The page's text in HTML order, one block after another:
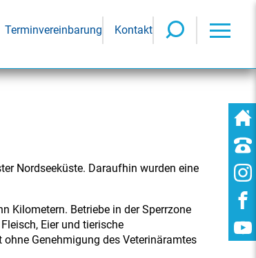
Terminvereinbarung Kontakt
Nordseeküste. Daraufhin wurden eine
Kilometern. Betriebe in der Sperrzone
Eier und tierische
Genehmigung des Veterinäramtes